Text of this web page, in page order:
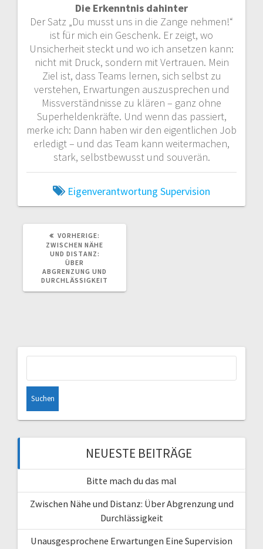
Die Erkenntnis dahinter
Der Satz „Du musst uns in die Zange nehmen!“
ist für mich ein Geschenk. Er zeigt, wo
Unsicherheit steckt und wo ich ansetzen kann:
nicht mit Druck, sondern mit Vertrauen. Mein
Ziel ist, dass Teams lernen, sich selbst zu
verstehen, Erwartungen auszusprechen und
Missverständnisse zu klären – ganz ohne
Superheldenkräfte. Und wenn das passiert,
merke ich: Dann haben wir den eigentlichen Job
erledigt – und das Team kann weitermachen,
stark, selbstbewusst und souverän.
Eigenverantwortung Supervision
VORHERIGE:
BEITRAG:
ZWISCHEN NÄHE
UND DISTANZ:
ÜBER
ABGRENZUNG UND
DURCHLÄSSIGKEIT
NEUESTE BEITRÄGE
Bitte mach du das mal
Zwischen Nähe und Distanz: Über Abgrenzung und
Durchlässigkeit
Unausgesprochene Erwartungen Eine Supervision